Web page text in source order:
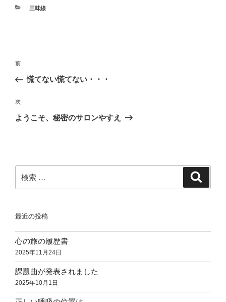
カ
三味線
投
ナ
ビ
ゲ
ン
過
去
投
稿
前
慌てない慌てない・・・
次
の
次
ようこそ、秘密のサロンやすえ
索:
最近の投稿
心の旅の履歴書
2025年11月24日
課題曲が発表されました
2025年10月1日